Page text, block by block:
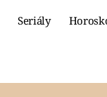
Seriály